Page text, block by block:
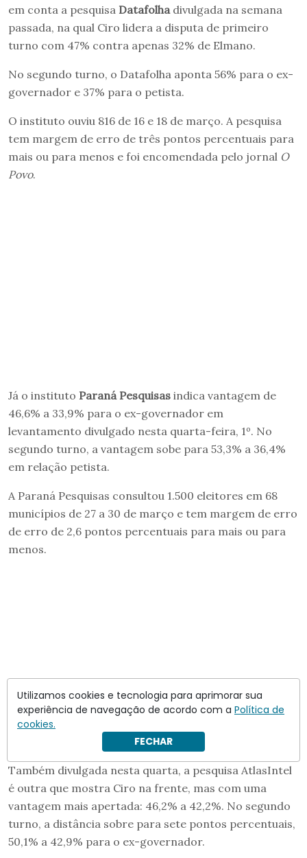
em conta a pesquisa Datafolhadivulgada na semana
passada, na qual Ciro lidera a disputa de primeiro
turno com 47% contra apenas 32% de Elmano.
No segundo turno, o Datafolha aponta 56% para o ex-
governador e 37% para o petista.
O instituto ouviu 816 de 16 e 18 de março. A pesquisa
tem margem de erro de três pontos percentuais para
mais ou para menos e foi encomendada pelo jornal O
Povo.
Já o instituto Paraná Pesquisas indica vantagem de
46,6% a 33,9% para o ex-governador em
levantamento divulgado nesta quarta-feira, 1º. No
segundo turno, a vantagem sobe para 53,3% a 36,4%
em relação petista.
A Paraná Pesquisas consultou 1.500 eleitores em 68
municípios de 27 a 30 de março e tem margem de erro
de erro de 2,6 pontos percentuais para mais ou para
menos.
Também divulgada nesta quarta, a pesquisa AtlasIntel
é outra que mostra Ciro na frente, mas com uma
vantagem mais apertada: 46,2% a 42,2%. No segundo
turno, a distância sobre para sete pontos percentuais,
50,1% a 42,9% para o ex-governador.
Utilizamos cookies e tecnologia para aprimorar sua
experiência de navegação de acordo com a Política de
cookies.
FECHAR